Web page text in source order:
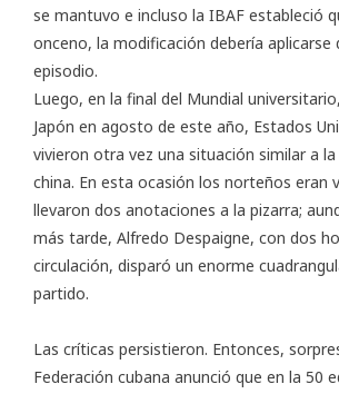
se mantuvo e incluso la IBAF estableció
onceno, la modificación debería aplicarse
episodio.
Luego, en la final del Mundial
Japón en agosto de este año, Estados
vivieron otra vez una situación similar a
china. En esta ocasión los norteños eran
llevaron dos anotaciones a la pizarra;
más tarde, Alfredo Despaigne, con dos
circulación, disparó un enorme
partido.
Las críticas persistieron. Entonces,
Federación cubana anunció que en la 50